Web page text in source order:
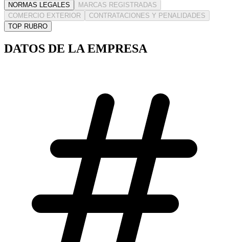
NORMAS LEGALES
MARCAS REGISTRADAS
COMERCIO EXTERIOR
CONTRATACIONES Y PENALIDADES
TOP RUBRO
DATOS DE LA EMPRESA